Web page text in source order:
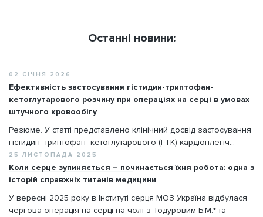
Останні новини:
02 СІЧНЯ 2026
Ефективність застосування гістидин-триптофан-
кетоглутарового розчину при операціях на серці в умовах
штучного кровообігу
Резюме. У статті представлено клінічний досвід застосування
гістидин–триптофан–кетоглутарового (ГТК) кардіоплегіч...
25 ЛИСТОПАДА 2025
Коли серце зупиняється – починається їхня робота: одна з
історій справжніх титанів медицини
У вересні 2025 року в Інституті серця МОЗ Україна відбулася
чергова операція на серці на чолі з Тодуровим Б.М.* та